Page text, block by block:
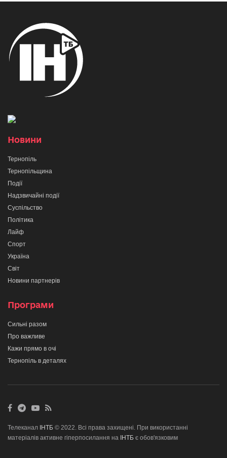
Новини
Тернопіль
Тернопільщина
Події
Надзвичайні події
Суспільство
Політика
Лайф
Спорт
Україна
Світ
Новини партнерів
Програми
Сильні разом
Про важливе
Кажи прямо в очі
Тернопіль в деталях
Телеканал ІНТБ © 2022. Всі права захищені. При використанні
матеріалів активне гіперпосилання на ІНТБ є обов'язковим